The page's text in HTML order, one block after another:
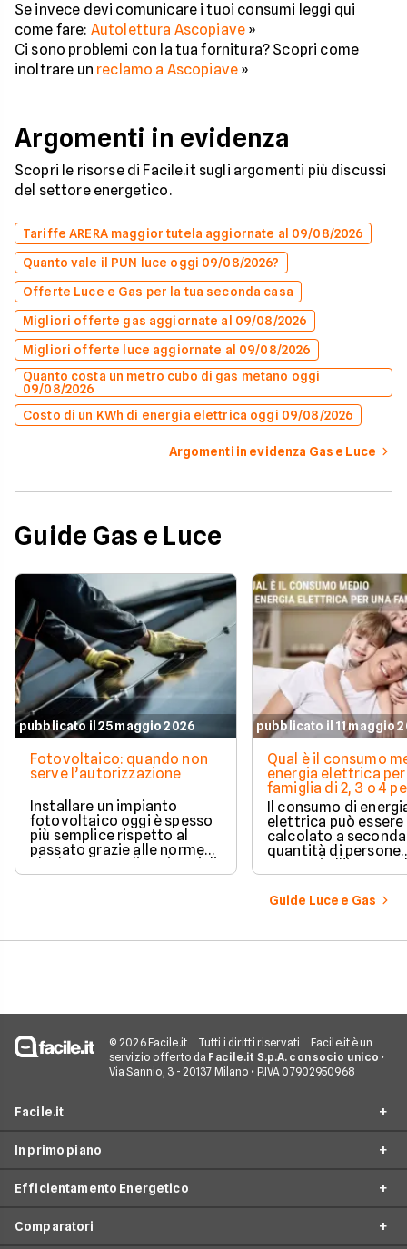
Se invece devi comunicare i tuoi consumi leggi qui
come fare: Autolettura Ascopiave »
Ci sono problemi con la tua fornitura? Scopri come
inoltrare un reclamo a Ascopiave »
Argomenti in evidenza
Scopri le risorse di Facile.it sugli argomenti più discussi
del settore energetico.
Tariffe ARERA maggior tutela aggiornate al 09/08/2026
Quanto vale il PUN luce oggi 09/08/2026?
Offerte Luce e Gas per la tua seconda casa
Migliori offerte gas aggiornate al 09/08/2026
Migliori offerte luce aggiornate al 09/08/2026
Quanto costa un metro cubo di gas metano oggi
09/08/2026
Costo di un KWh di energia elettrica oggi 09/08/2026
Argomenti in evidenza Gas e Luce
Guide Gas e Luce
pubblicato il 25 maggio 2026
Fotovoltaico: quando non
serve l’autorizzazione
Installare un impianto
fotovoltaico oggi è spesso
più semplice rispetto al
passato grazie alle norme
che hanno ampliato i casi di
edilizia libera.
pubblicato il 11 maggio
Qual è il consumo
energia elettrica per
famiglia di 2, 3 o 4
Il consumo di
elettrica può essere
calcolato a
quantità di persone
presenti all'interno
determinato
numerosi i fattori
influenzano questo
considerazione per
Guide Luce e Gas
© 2026 Facile.it Tutti i diritti riservati
Facile.it è un
servizio offerto da Facile.it S.p.A. con socio unico •
Via Sannio, 3 - 20137 Milano • P.IVA 07902950968
Facile.it
Assicurazioni
Prestiti
In primo piano
Offerte Luce e Gas
Efficientamento Energetico
Impianto fotovoltaico
Comparatori